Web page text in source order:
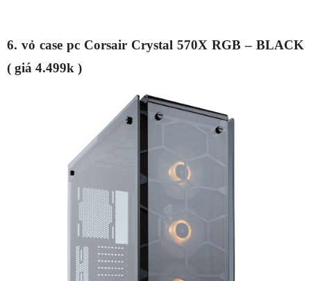
6. vỏ case pc Corsair Crystal 570X RGB – BLACK
( giá 4.499k )